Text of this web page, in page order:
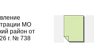
МО
район от
г. № 738